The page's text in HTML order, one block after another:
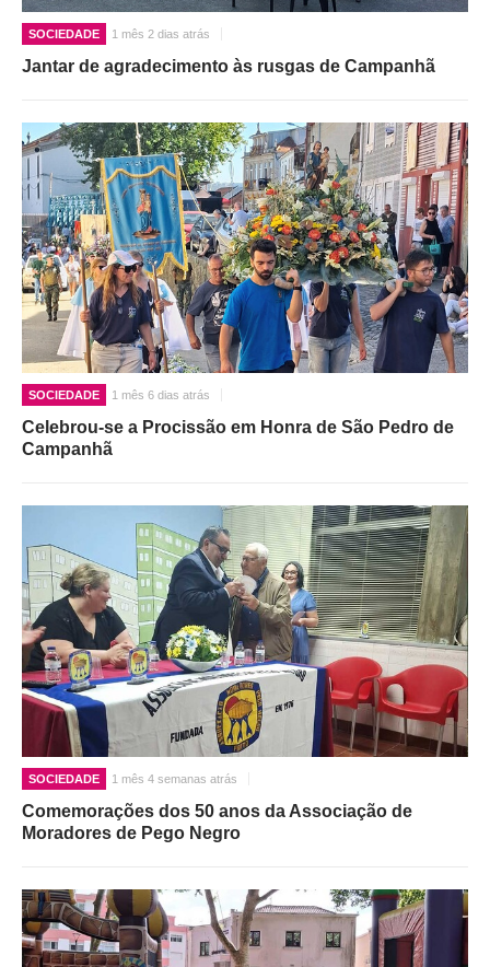
SOCIEDADE 1 mês 2 dias atrás
Jantar de agradecimento às rusgas de Campanhã
SOCIEDADE 1 mês 6 dias atrás
Celebrou-se a Procissão em Honra de São Pedro de
Campanhã
SOCIEDADE 1 mês 4 semanas atrás
Comemorações dos 50 anos da Associação de
Moradores de Pego Negro